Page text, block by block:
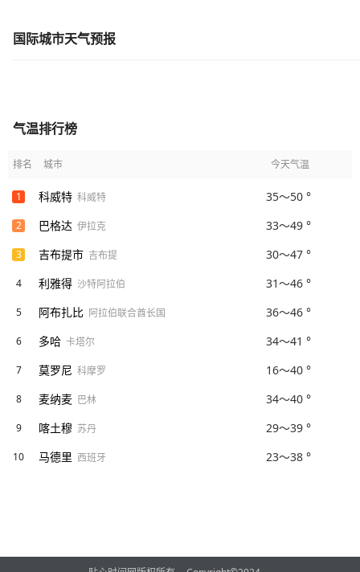
国际城市天气预报
气温排行榜
排名 城市 今天气温
1 科威特 科威特 35～50 °
2 巴格达 伊拉克 33～49 °
3 吉布提市 吉布提 30～47 °
4 利雅得 沙特阿拉伯 31～46 °
5 阿布扎比 阿拉伯联合酋长国 36～46 °
6 多哈 卡塔尔 34～41 °
7 莫罗尼 科摩罗 16～40 °
8 麦纳麦 巴林 34～40 °
9 喀土穆 苏丹 29～39 °
10 马德里 西班牙 23～38 °